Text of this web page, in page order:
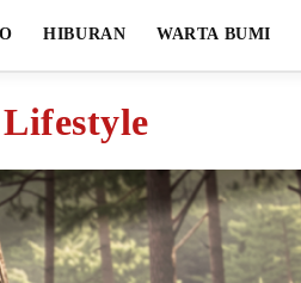
HIBURAN WARTA BUMI
Lifestyle